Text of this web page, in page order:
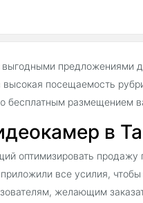
предложениями
посещаемость
бесплатным размещением
в
оптимизировать
все усилия,
желающим